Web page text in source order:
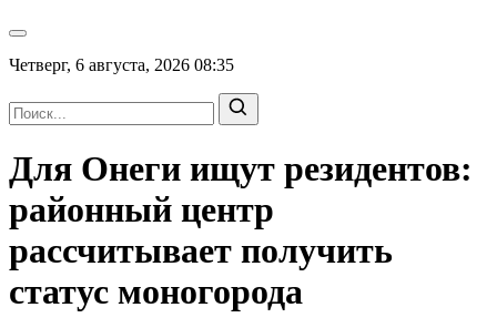
Четверг, 6 августа, 2026 08:35
Для Онеги ищут резидентов:
районный центр
рассчитывает получить
статус моногорода